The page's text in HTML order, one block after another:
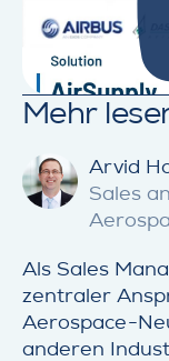
Mehr
Arvid
Sales
Als Sales
zentraler
Aerospace-
anderen